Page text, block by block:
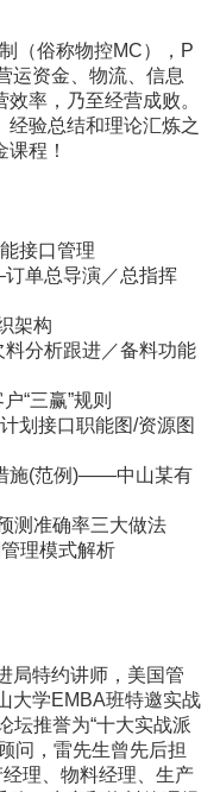
（俗称物控MC），P
运资金、物流、信息
率，乃至经营成败。
经验总结和理论汇炼之
程！
接口管理
单总导演／总指挥
架构
分析跟进／备料功能
“三赢”规则
划接口职能图/资源图
施(范例)――中山某有
测准确率三大做法
理模式解析
局特约讲师，美国管
大学EMBA班特邀实战
坛推誉为“十大实战派
问，雷先生曾先后担
理、物料经理、生产